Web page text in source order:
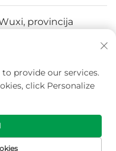
provincija
Environmental
provide our services.
click Personalize